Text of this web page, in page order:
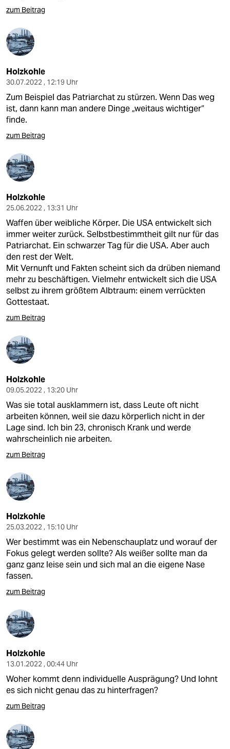
zum Beitrag
Holzkohle
30.07.2022 , 12:19 Uhr
Zum Beispiel das Patriarchat zu stürzen. Wenn Das weg
ist, dann kann man andere Dinge „weitaus wichtiger“
finde.
zum Beitrag
Holzkohle
25.06.2022 , 13:31 Uhr
Waffen über weibliche Körper. Die USA entwickelt sich
immer weiter zurück. Selbstbestimmtheit gilt nur für das
Patriarchat. Ein schwarzer Tag für die USA. Aber auch
den rest der Welt.
Mit Vernunft und Fakten scheint sich da drüben niemand
mehr zu beschäftigen. Vielmehr entwickelt sich die USA
selbst zu ihrem größtem Albtraum: einem verrückten
Gottestaat.
zum Beitrag
Holzkohle
09.05.2022 , 13:20 Uhr
Was sie total ausklammern ist, dass Leute oft nicht
arbeiten können, weil sie dazu körperlich nicht in der
Lage sind. Ich bin 23, chronisch Krank und werde
wahrscheinlich nie arbeiten.
zum Beitrag
Holzkohle
25.03.2022 , 15:10 Uhr
Wer bestimmt was ein Nebenschauplatz und worauf der
Fokus gelegt werden sollte? Als weißer sollte man da
ganz ganz leise sein und sich mal an die eigene Nase
fassen.
zum Beitrag
Holzkohle
13.01.2022 , 00:44 Uhr
Woher kommt denn individuelle Ausprägung? Und lohnt
es sich nicht genau das zu hinterfragen?
zum Beitrag